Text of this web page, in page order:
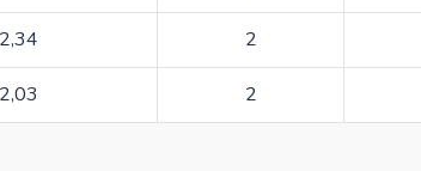
2,34 2
2,03 2